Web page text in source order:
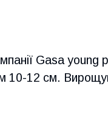
Gasa young
10-12 см.